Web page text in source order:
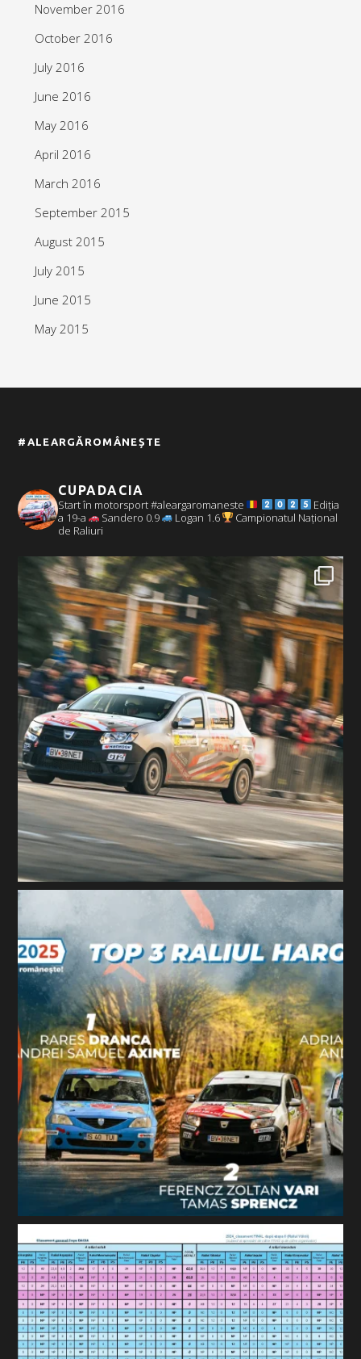
November 2016
October 2016
July 2016
June 2016
May 2016
April 2016
March 2016
September 2015
August 2015
July 2015
June 2015
May 2015
#ALEARGĂROMÂNEȘTE
CUPADACIA
Start în motorsport #aleargaromaneste
Ediția
a 19-a
Sandero 0.9 Logan 1.6
Campionatul Național
de Raliuri